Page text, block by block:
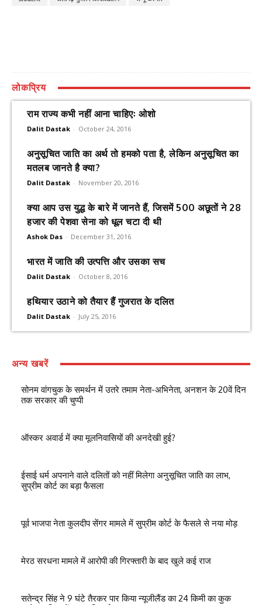
लोकप्रिय
राम राज्य कभी नहीं आना चाहिएः ओशो
Dalit Dastak - October 24, 2016
अनुसूचित जाति का अर्थ तो हमको पता है, लेकिन अनुसूचित का
मतलब जानते है क्या?
Dalit Dastak - November 20, 2016
क्या आप उस युद्ध के बारे में जानते हैं, जिसमें 500 अछूतों ने 28
हजार की पेशवा सेना को धूल चटा दी थी
Ashok Das - December 31, 2016
भारत में जाति की उत्पत्ति और उसका सच
Dalit Dastak - October 8, 2016
हथियार उठाने को तैयार हैं गुजरात के दलित
Dalit Dastak - July 25, 2016
अन्य खबरें
सोनम वांगचुक के समर्थन में उतरे तमाम नेता-अभिनेता, अनशन के 20वें दिन
तक सरकार की चुप्पी
ऑस्कर अवार्ड में क्या मूलनिवासियों की अनदेखी हुई?
ईसाई धर्म अपनाने वाले दलितों को नहीं मिलेगा अनुसूचित जाति का लाभ,
सुप्रीम कोर्ट का बड़ा फैसला
पूर्व भाजपा नेता कुलदीप सेंगर मामले में सुप्रीम कोर्ट के फैसले से नया मोड़
मेरठ सरधना मामले में आरोपी की गिरफ्तारी के बाद खुले कई राज
सतेन्द्र सिंह ने 9 घंटे तैरकर पार किया न्यूजीलैंड का 24 किमी का कुक